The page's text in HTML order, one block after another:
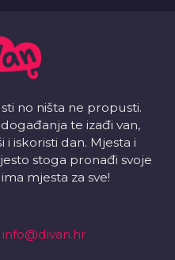
no ništa ne propusti.
te izađi van,
i iskoristi dan. Mjesta i
stoga pronađi svoje
mjesta za sve!
info@divan.hr